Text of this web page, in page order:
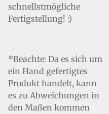
schnellstmögliche
Fertigstellung! :)
*Beachte: Da es sich um
ein Hand gefertigtes
Produkt handelt, kann
es zu Abweichungen in
den Maßen kommen